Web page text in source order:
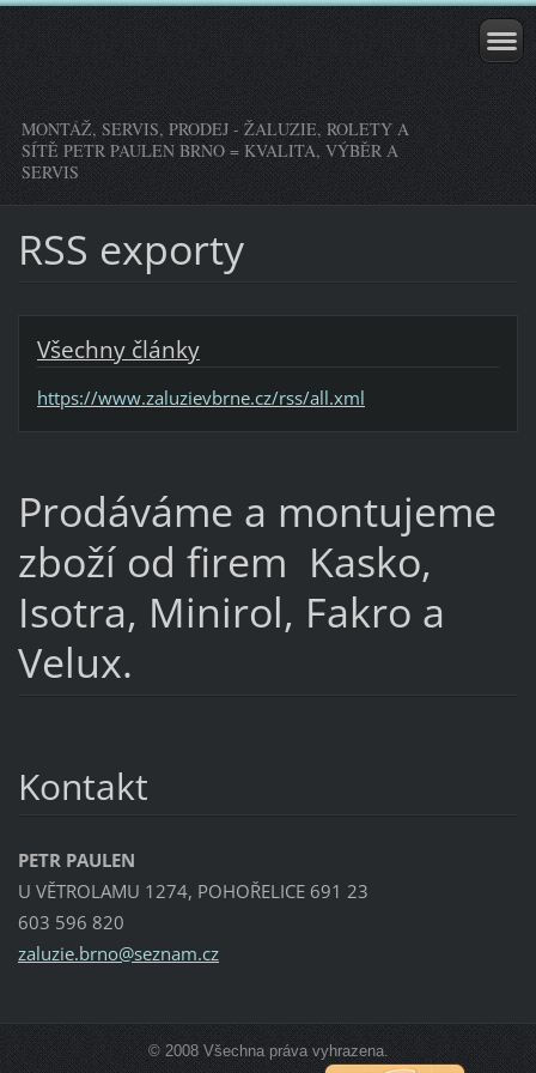
MONTÁŽ, SERVIS, PRODEJ - ŽALUZIE, ROLETY A
SÍTĚ PETR PAULEN BRNO = KVALITA, VÝBĚR A
SERVIS
RSS exporty
Všechny články
https://www.zaluzievbrne.cz/rss/all.xml
Prodáváme a montujeme
zboží od firem Kasko,
Isotra, Minirol, Fakro a
Velux.
Kontakt
PETR PAULEN
U VĚTROLAMU 1274, POHOŘELICE 691 23
603 596 820
zaluzie.brno@seznam.cz
© 2008 Všechna práva vyhrazena.